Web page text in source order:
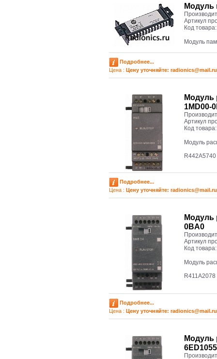
Модуль
Артикул
Код
Модуль
Подробнее...
Цена : Цену уточняйте: radioniсs@mail.ru
Модуль
1MD00-
Артикул
Код
Модуль
R442A5740
Подробнее...
Цена : Цену уточняйте: radioniсs@mail.ru
Модуль
0BA0
Артикул
Код
Модуль
R411A2078
Подробнее...
Цена : Цену уточняйте: radioniсs@mail.ru
Модуль